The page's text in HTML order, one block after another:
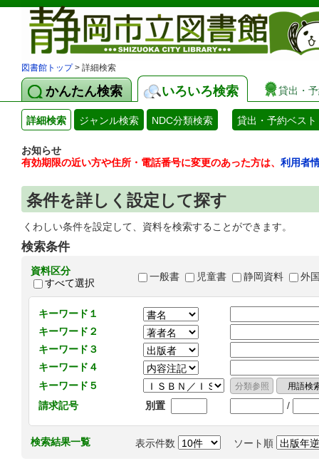
図書館トップ> 詳細検索
かんたん検索 いろいろ検索 貸出・
詳細検索 ジャンル検索 NDC分類検索 貸出・予約ベスト
お知らせ
有効期限の近い方や住所・電話番号に変更のあった方は、 利用者
条件を詳しく設定して探す
くわしい条件を設定して、資料を検索することができます。
検索条件
資料区分
すべて選択
一般書 児童書 静岡資料 外
キーワード１
キーワード２
キーワード３
キーワード４
キーワード５
請求記号
別置 /
検索結果一覧 表示件数 ソート順